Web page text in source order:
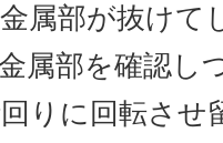
属部が抜けて
属部を確認し
りに回転させ